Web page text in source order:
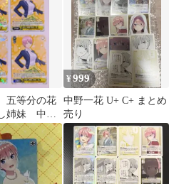
五等分の花
姉妹 中野
レア 4枚
¥999
中野一花 U+ C+ まとめ
売り